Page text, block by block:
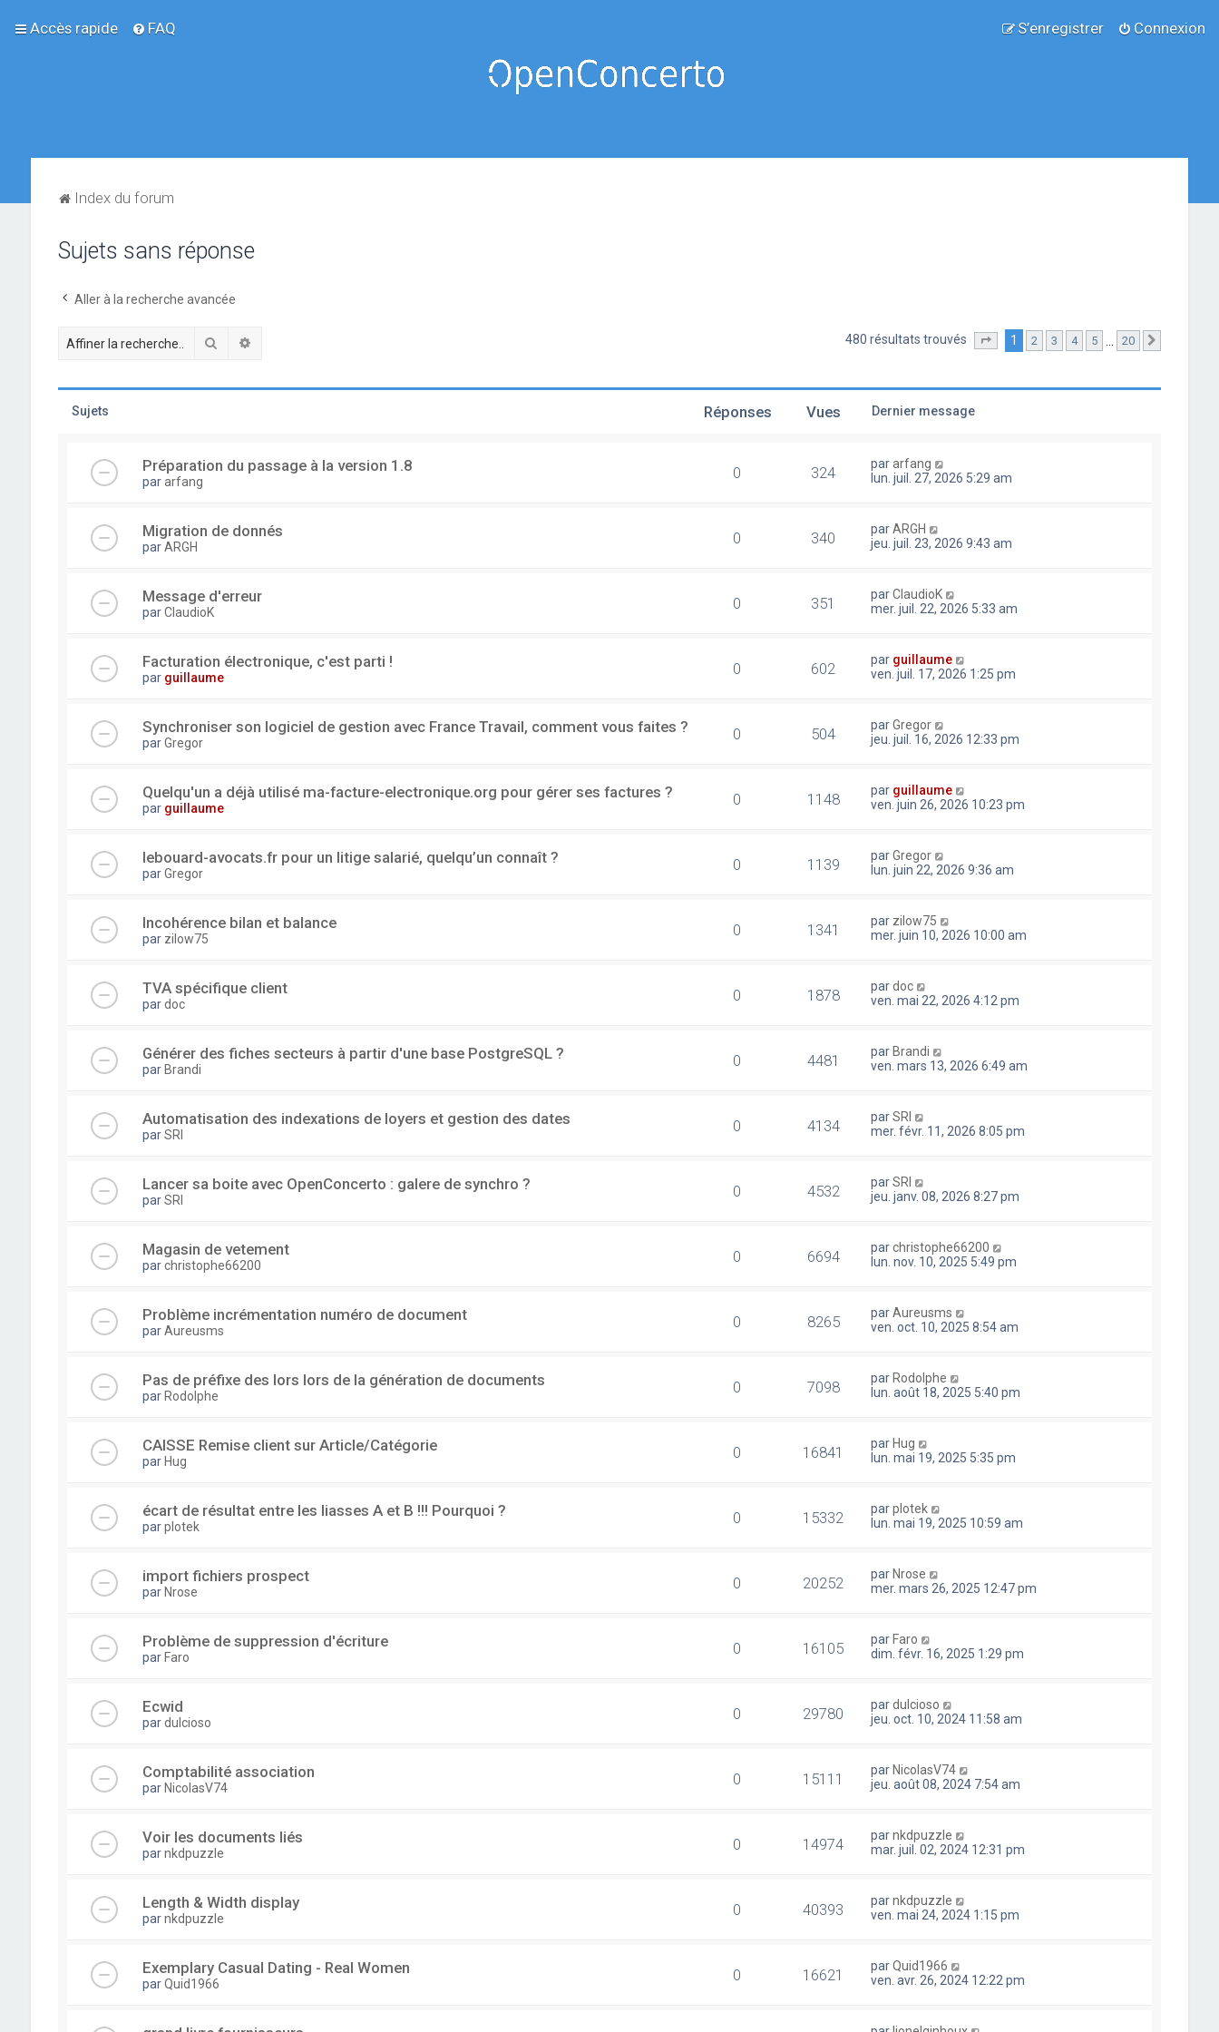
Accès rapide FAQ Connexion
S’enregistrer
Index du forum
Sujets sans réponse
Aller à la recherche avancée
Rechercher 480 résultats trouvés Page sur 20
1 2 3 4 5 20
Sujets Réponses Vues Dernier message
Préparation du passage à la version 1.8
pararfang 0 324 pararfang
lun. juil. 27, 2026 5:29 am
Migration de donnés
parARGH 0 340 parARGH
jeu. juil. 23, 2026 9:43 am
Message d'erreur
parClaudioK 0 351 parClaudioK
mer. juil. 22, 2026 5:33 am
Facturation électronique, c'est parti !
par guillaume 0 602 par guillaume
ven. juil. 17, 2026 1:25 pm
Synchroniser son logiciel de gestion avec France Travail, comment vous faites ?
parGregor 0 504 parGregor
jeu. juil. 16, 2026 12:33 pm
Quelqu'un a déjà utilisé ma-facture-electronique.org pour gérer ses factures ?
par guillaume 0 1148 par guillaume
ven. juin 26, 2026 10:23 pm
lebouard-avocats.fr pour un litige salarié, quelqu’un connaît ?
parGregor 0 1139 parGregor
lun. juin 22, 2026 9:36 am
Incohérence bilan et balance
par zilow75 0 1341 par zilow75
mer. juin 10, 2026 10:00 am
TVA spécifique client
pardoc 0 1878 pardoc
ven. mai 22, 2026 4:12 pm
Générer des fiches secteurs à partir d'une base PostgreSQL ?
par Brandi 0 4481 par Brandi
ven. mars 13, 2026 6:49 am
Automatisation des indexations de loyers et gestion des dates
parSRI 0 4134 parSRI
mer. févr. 11, 2026 8:05 pm
Lancer sa boite avec OpenConcerto : galere de synchro ?
parSRI 0 4532 parSRI
jeu. janv. 08, 2026 8:27 pm
Magasin de vetement
parchristophe66200 0 6694 parchristophe66200
lun. nov. 10, 2025 5:49 pm
Problème incrémentation numéro de document
parAureusms 0 8265 parAureusms
ven. oct. 10, 2025 8:54 am
Pas de préfixe des lors lors de la génération de documents
par Rodolphe 0 7098 par Rodolphe
lun. août 18, 2025 5:40 pm
CAISSE Remise client sur Article/Catégorie
par Hug 0 16841 par Hug
lun. mai 19, 2025 5:35 pm
écart de résultat entre les liasses A et B !!! Pourquoi ?
parplotek 0 15332 parplotek
lun. mai 19, 2025 10:59 am
import fichiers prospect
par Nrose 0 20252 par Nrose
mer. mars 26, 2025 12:47 pm
Problème de suppression d'écriture
par Faro 0 16105 par Faro
dim. févr. 16, 2025 1:29 pm
Ecwid
pardulcioso 0 29780 pardulcioso
jeu. oct. 10, 2024 11:58 am
Comptabilité association
par NicolasV74 0 15111 par NicolasV74
jeu. août 08, 2024 7:54 am
Voir les documents liés
parnkdpuzzle 0 14974 parnkdpuzzle
mar. juil. 02, 2024 12:31 pm
Length & Width display
parnkdpuzzle 0 40393 parnkdpuzzle
ven. mai 24, 2024 1:15 pm
Exemplary Сasual Dating - Real Women
parQuid1966 0 16621 parQuid1966
ven. avr. 26, 2024 12:22 pm